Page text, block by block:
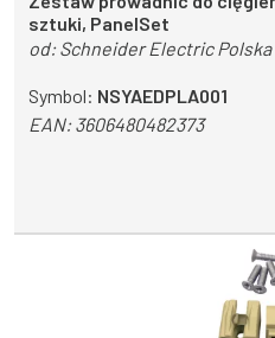
sztuki, PanelSet
od:Schneider Electric Polska
Symbol: NSYAEDPLA001
EAN:3606480482373